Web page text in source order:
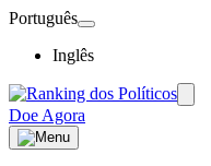
Português
Inglês
Doe Agora